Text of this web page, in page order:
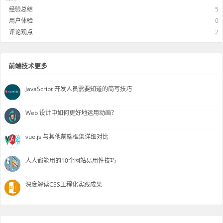
经验总结
5
用户体验
0
评论观点
2
前端技术更多
JavaScript 开发人员需要知道的简写技巧
Web 设计中如何更好地运用动画？
vue.js 与其他前端框架详细对比
人人都能用的10个网站易用性技巧
深度解读CSS工程化实践成果